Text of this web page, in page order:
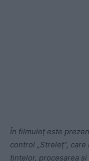
În filmuleț este
control „Streleț”,
țintelor, procesarea